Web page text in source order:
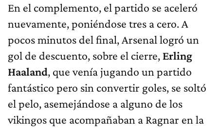
En el complemento, el partido se aceleró
nuevamente, poniéndose tres a cero. A
pocos minutos del final, Arsenal logró un
gol de descuento, sobre el cierre, Erling
Haaland, que venía jugando un partido
fantástico pero sin convertir goles, se soltó
el pelo, asemejándose a alguno de los
vikingos que acompañaban a Ragnar en la